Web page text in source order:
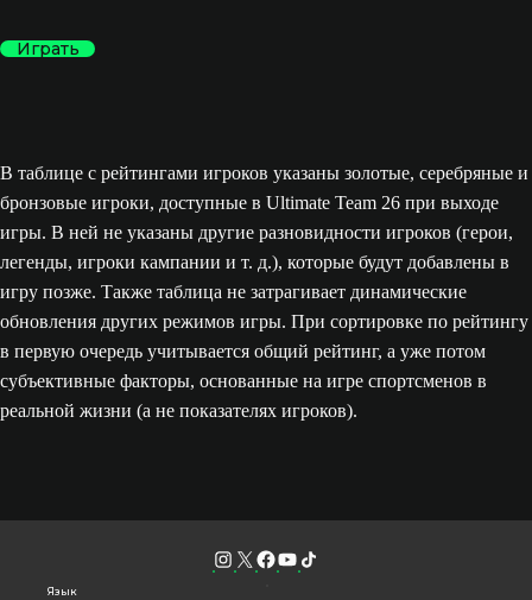
Играть
В таблице с рейтингами игроков указаны золотые, серебряные и
бронзовые игроки, доступные в Ultimate Team 26 при выходе
игры. В ней не указаны другие разновидности игроков (герои,
легенды, игроки кампании и т. д.), которые будут добавлены в
игру позже. Также таблица не затрагивает динамические
обновления других режимов игры. При сортировке по рейтингу
в первую очередь учитывается общий рейтинг, а уже потом
субъективные факторы, основанные на игре спортсменов в
реальной жизни (а не показателях игроков).
Язык